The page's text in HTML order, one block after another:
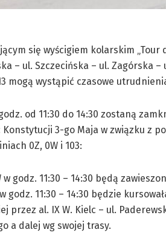
się wyścigiem kolarskim „Tour
– ul. Szczecińska – ul. Zagórska
mogą wystąpić czasowe
od 11:30 do 14:30 zostaną
Konstytucji 3-go Maja w związku z
0Z, 0W i 103:
w godz. 11:30 – 14:30 będą
godz. 11:30 – 14:30 będzie
przez al. IX W. Kielc – ul.
a dalej wg swojej trasy.